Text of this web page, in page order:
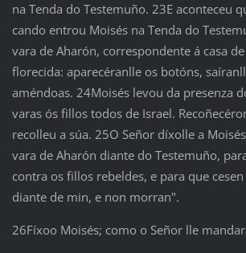
na Tenda do Testemuño. 23E aconteceu
cando entrou Moisés na Tenda do
vara de Aharón, correspondente á casa
florecida: aparecéranlle os botóns,
améndoas. 24Moisés levou da presenza
varas ós fillos todos de Israel.
recolleu a súa. 25O Señor díxolle a
vara de Aharón diante do Testemuño,
contra os fillos rebeldes, e para que
diante de min, e non morran".
26Fíxoo Moisés; como o Señor lle